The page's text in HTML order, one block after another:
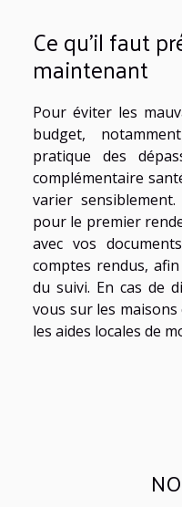
Ce qu’il faut
maintenant
Pour éviter les
budget,
pratique des
complémentaire
varier
pour le premier
avec vos
comptes rendus, afin
du suivi. En cas de
vous sur les
les aides locales de